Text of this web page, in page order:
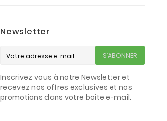
Newsletter
S’ABONNER
Inscrivez vous à notre Newsletter et
recevez nos offres exclusives et nos
promotions dans votre boite e-mail.